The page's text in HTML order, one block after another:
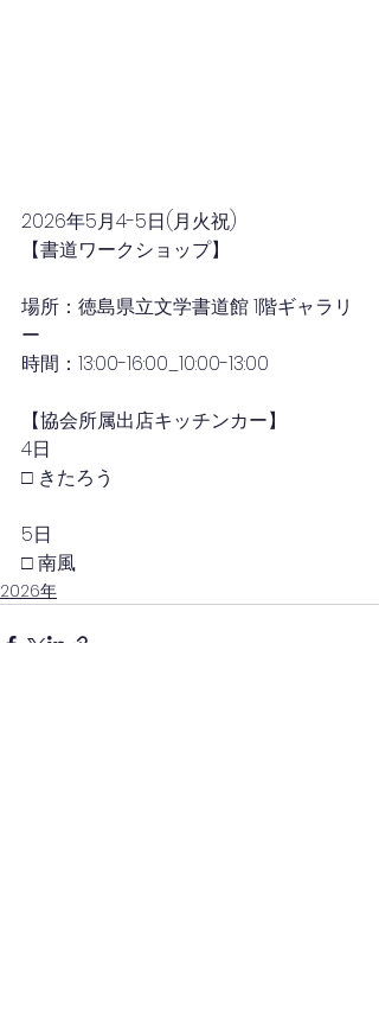
2026年5月4-5日(月火祝)
【書道ワークショップ】
場所：徳島県立文学書道館 1階ギャラリ
ー
時間：13:00-16:00_10:00-13:00
【協会所属出店キッチンカー】
4日
□ きたろう
5日
□ 南風
2026年